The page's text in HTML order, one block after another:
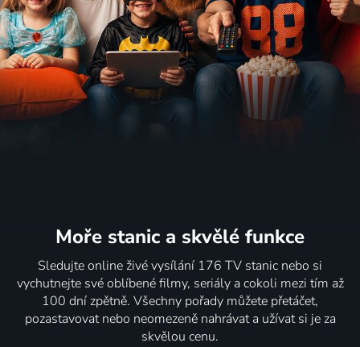
Moře stanic a skvělé funkce
Sledujte online živé vysílání 176 TV stanic nebo si
vychutnejte své oblíbené filmy, seriály a cokoli mezi tím až
100 dní zpětně. Všechny pořady můžete přetáčet,
pozastavovat nebo neomezeně nahrávat a užívat si je za
skvělou cenu.